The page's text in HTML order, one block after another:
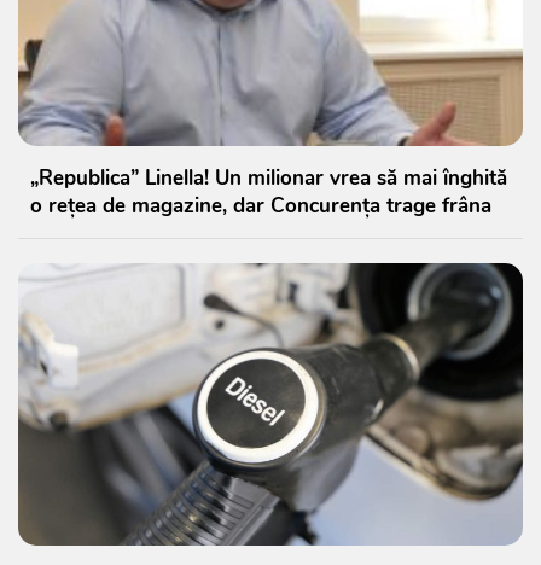
„Republica” Linella! Un milionar vrea să mai înghită
o rețea de magazine, dar Concurența trage frâna